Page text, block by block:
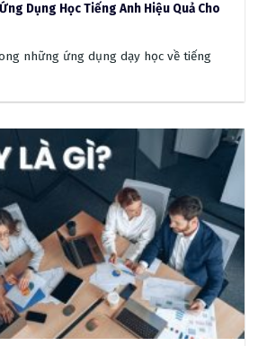
Dụng Học Tiếng Anh Hiệu Quả Cho
những ứng dụng dạy học về tiếng